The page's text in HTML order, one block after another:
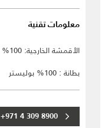
معلومات تقنية
الأقمشة الخارجية: 100% النايلون
بطانة : 100% بوليستر
+971 4 309 8900